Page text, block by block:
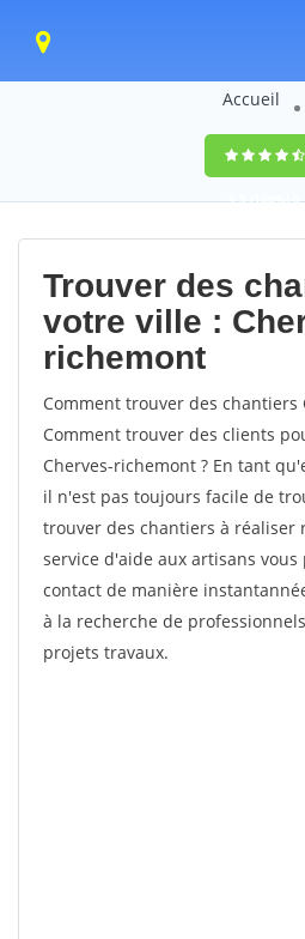
Accueil
9,5(100%)0
votes
Trouver des
votre ville :
richemont
Comment trouver des chantiers
Comment trouver des clients
Cherves-richemont ? En tant
il n'est pas toujours facile de
trouver des chantiers à réaliser
service d'aide aux artisans
contact de manière
à la recherche de
projets travaux.